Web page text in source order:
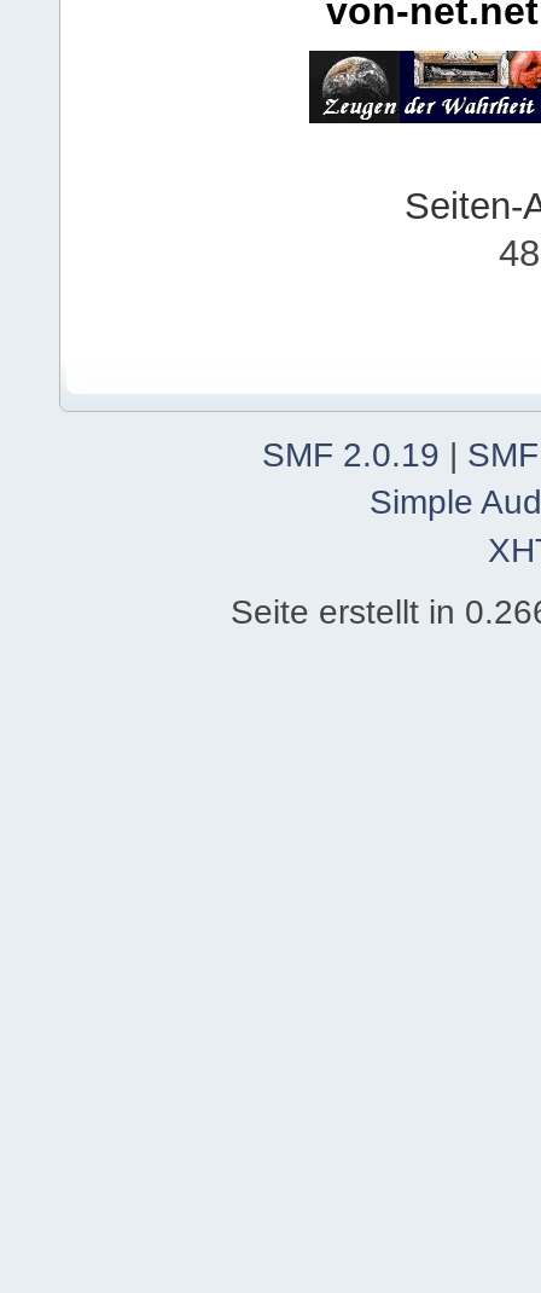
von-net.net
Seiten-
SMF 2.0.19 |
Simple
Seite erstellt in